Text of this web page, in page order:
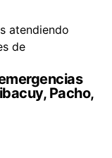
Pacho,